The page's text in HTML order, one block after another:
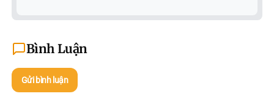
Bình Luận
Gửi bình luận